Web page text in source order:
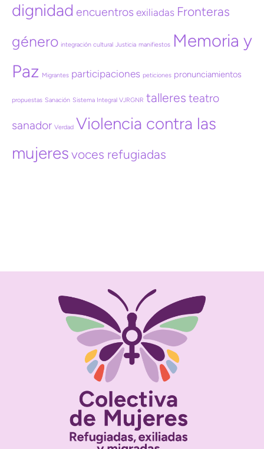
dignidad encuentros exiliadas Fronteras
género integración cultural Justicia manifiestos Memoria y
Paz Migrantes participaciones peticiones pronunciamientos
propuestas Sanación Sistema Integral VJRGNR talleres teatro
sanador Verdad Violencia contra las
mujeres voces refugiadas